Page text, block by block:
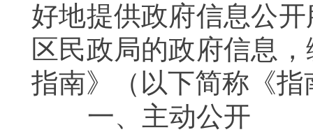
好地提供政府信息公
区民政局的政府信息
指南》（以下简称《指
一、主动公开